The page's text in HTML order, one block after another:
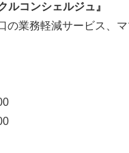
ルコンシェルジュ』
の業務軽減サービス、